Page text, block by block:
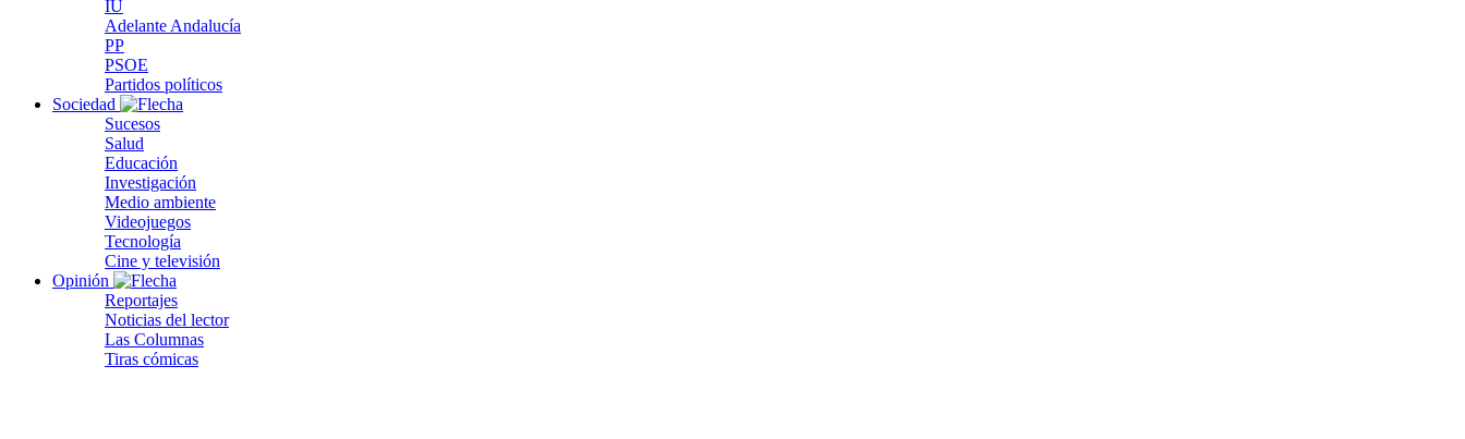
IU
Adelante Andalucía
PP
PSOE
Partidos políticos
Sociedad
Sucesos
Salud
Educación
Investigación
Medio ambiente
Videojuegos
Tecnología
Cine y televisión
Opinión
Reportajes
Noticias del lector
Las Columnas
Tiras cómicas